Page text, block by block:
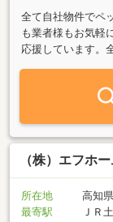
全て自社物件でペ
も業者様もお気軽
応援しています。
（株）エフホ
所在地
高知
最寄駅
ＪＲ